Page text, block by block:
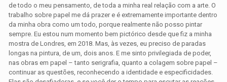
de todo o meu pensamento, de toda a minha real relação com a arte. O
trabalho sobre papel me dá prazer e é extremamente importante dentro
da minha obra como um todo, porque realmente não posso pintar
sempre. Eu estou num momento bem pictórico desde que fiz a minha
mostra de Londres, em 2018. Mas, às vezes, eu preciso de paradas
longas na pintura, de um, dois anos. E me sinto privilegiada de poder,
nas obras em papel – tanto serigrafia, quanto a colagem sobre papel –
continuar as questões, reconhecendo a identidade e especificidades.